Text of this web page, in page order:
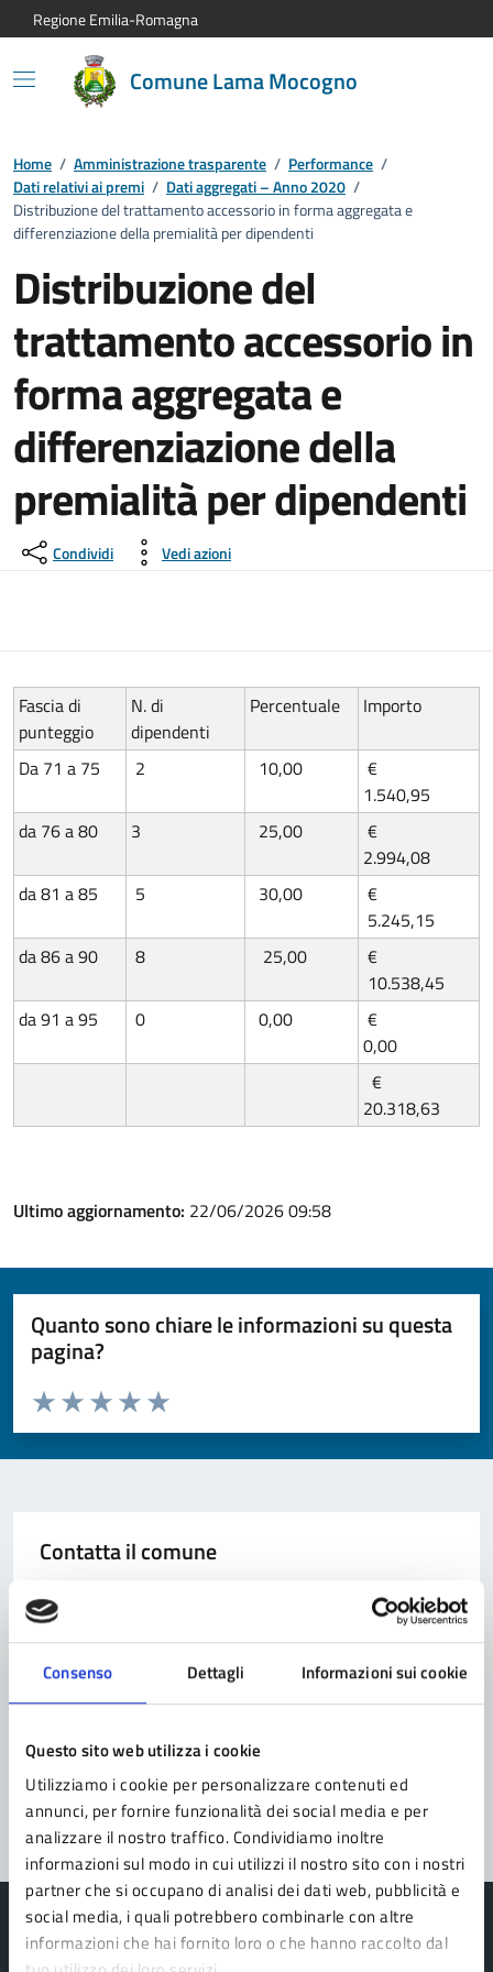
Consenso Dettagli Informazioni sui cookie
Questo sito web utilizza i cookie
Utilizziamo i cookie per personalizzare contenuti ed
annunci, per fornire funzionalità dei social media e per
analizzare il nostro traffico. Condividiamo inoltre
informazioni sul modo in cui utilizzi il nostro sito con i nostri
partner che si occupano di analisi dei dati web, pubblicità e
social media, i quali potrebbero combinarle con altre
informazioni che hai fornito loro o che hanno raccolto dal
Vai al contenuto principale
Vai alla navigazione del sito
Vai al piede di pagina
Regione Emilia-Romagna
Comune Lama Mocogno
Home / Amministrazione trasparente / Performance /
Dati relativi ai premi / Dati aggregati – Anno 2020 /
Distribuzione del trattamento accessorio in forma aggregata e
differenziazione della premialità per dipendenti
Distribuzione del
trattamento accessorio in
forma aggregata e
differenziazione della
premialità per dipendenti
Condividi Vedi azioni
Fascia di
punteggio
N. di
dipendenti
Percentuale Importo
Da 71 a 75 2 10,00
€
1.540,95
da 76 a 80
3 25,00
€
2.994,08
da 81 a 85
5 30,00
€
5.245,15
da 86 a 90
8 25,00
€
10.538,45
da 91 a 95
0 0,00
€
0,00
€
20.318,63
Ultimo aggiornamento: 22/06/2026 09:58
Quanto sono chiare le informazioni su questa
pagina?
Valuta da 1 a 5 stelle la pagina
Valuta 5 stelle su 5
Valuta 4 stelle su 5
Valuta 3 stelle su 5
Valuta 2 stelle su 5
Valuta 1 stelle su 5
Contatta il comune
Richiedi assistenza
Prenota appuntamento
Problemi in città
Segnala disservizio